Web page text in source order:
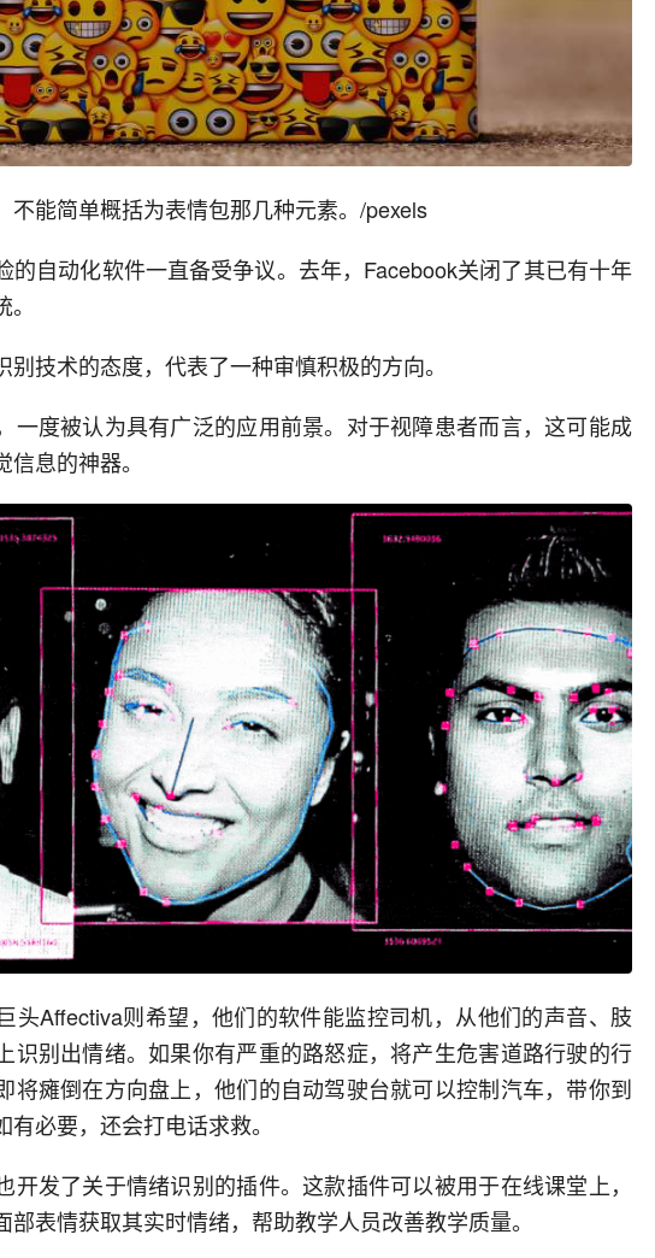
不能简单概括为表情包那几种元素。/pexels
的自动化软件一直备受争议。去年，Facebook关闭了其已有十年
技术的态度，代表了一种审慎积极的方向。
一度被认为具有广泛的应用前景。对于视障患者而言，这可能成
息的神器。
头Affectiva则希望，他们的软件能监控司机，从他们的声音、肢
识别出情绪。如果你有严重的路怒症，将产生危害道路行驶的行
将瘫倒在方向盘上，他们的自动驾驶台就可以控制汽车，带你到
必要，还会打电话求救。
开发了关于情绪识别的插件。这款插件可以被用于在线课堂上，
部表情获取其实时情绪，帮助教学人员改善教学质量。